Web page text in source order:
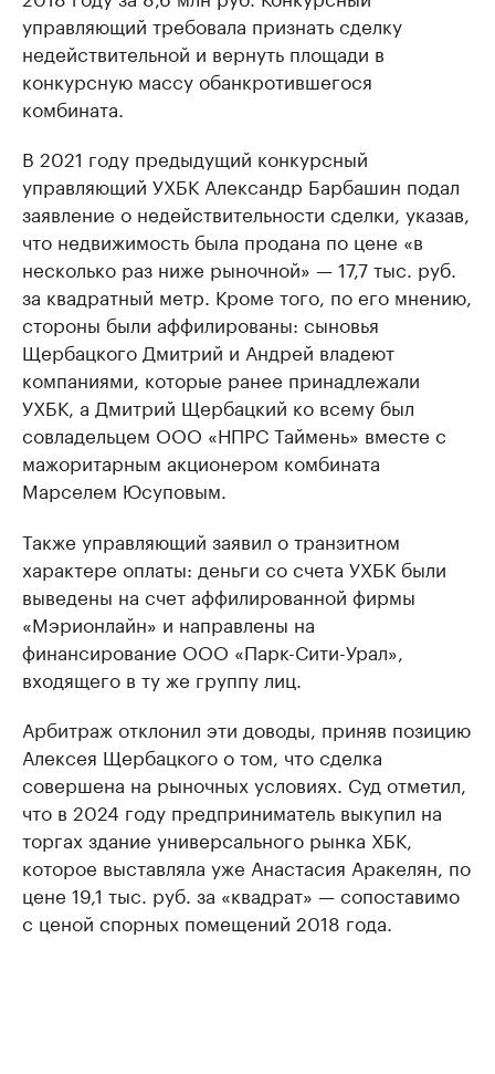
управляющий требовала признать сделку
недействительной и вернуть площади в
конкурсную массу обанкротившегося
комбината.
В 2021 году предыдущий конкурсный
управляющий УХБК Александр Барбашин подал
заявление о недействительности сделки, указав,
что недвижимость была продана по цене «в
несколько раз ниже рыночной» — 17,7 тыс. руб.
за квадратный метр. Кроме того, по его мнению,
стороны были аффилированы: сыновья
Щербацкого Дмитрий и Андрей владеют
компаниями, которые ранее принадлежали
УХБК, а Дмитрий Щербацкий ко всему был
совладельцем ООО «НПРС Таймень» вместе с
мажоритарным акционером комбината
Марселем Юсуповым.
Также управляющий заявил о транзитном
характере оплаты: деньги со счета УХБК были
выведены на счет аффилированной фирмы
«Мэрионлайн» и направлены на
финансирование ООО «Парк-Сити-Урал»,
входящего в ту же группу лиц.
Арбитраж отклонил эти доводы, приняв позицию
Алексея Щербацкого о том, что сделка
совершена на рыночных условиях. Суд отметил,
что в 2024 году предприниматель выкупил на
торгах здание универсального рынка ХБК,
которое выставляла уже Анастасия Аракелян, по
цене 19,1 тыс. руб. за «квадрат» — сопоставимо
с ценой спорных помещений 2018 года.